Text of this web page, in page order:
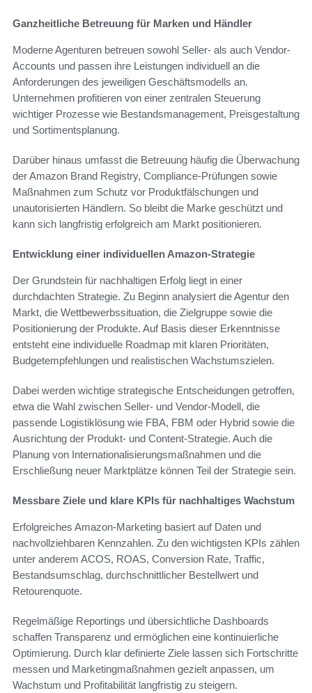
Ganzheitliche Betreuung für Marken und Händler
Moderne Agenturen betreuen sowohl Seller- als auch Vendor-
Accounts und passen ihre Leistungen individuell an die
Anforderungen des jeweiligen Geschäftsmodells an.
Unternehmen profitieren von einer zentralen Steuerung
wichtiger Prozesse wie Bestandsmanagement, Preisgestaltung
und Sortimentsplanung.
Darüber hinaus umfasst die Betreuung häufig die Überwachung
der Amazon Brand Registry, Compliance-Prüfungen sowie
Maßnahmen zum Schutz vor Produktfälschungen und
unautorisierten Händlern. So bleibt die Marke geschützt und
kann sich langfristig erfolgreich am Markt positionieren.
Entwicklung einer individuellen Amazon-Strategie
Der Grundstein für nachhaltigen Erfolg liegt in einer
durchdachten Strategie. Zu Beginn analysiert die Agentur den
Markt, die Wettbewerbssituation, die Zielgruppe sowie die
Positionierung der Produkte. Auf Basis dieser Erkenntnisse
entsteht eine individuelle Roadmap mit klaren Prioritäten,
Budgetempfehlungen und realistischen Wachstumszielen.
Dabei werden wichtige strategische Entscheidungen getroffen,
etwa die Wahl zwischen Seller- und Vendor-Modell, die
passende Logistiklösung wie FBA, FBM oder Hybrid sowie die
Ausrichtung der Produkt- und Content-Strategie. Auch die
Planung von Internationalisierungsmaßnahmen und die
Erschließung neuer Marktplätze können Teil der Strategie sein.
Messbare Ziele und klare KPIs für nachhaltiges Wachstum
Erfolgreiches Amazon-Marketing basiert auf Daten und
nachvollziehbaren Kennzahlen. Zu den wichtigsten KPIs zählen
unter anderem ACOS, ROAS, Conversion Rate, Traffic,
Bestandsumschlag, durchschnittlicher Bestellwert und
Retourenquote.
Regelmäßige Reportings und übersichtliche Dashboards
schaffen Transparenz und ermöglichen eine kontinuierliche
Optimierung. Durch klar definierte Ziele lassen sich Fortschritte
messen und Marketingmaßnahmen gezielt anpassen, um
Wachstum und Profitabilität langfristig zu steigern.